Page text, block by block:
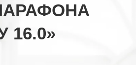
16.0»